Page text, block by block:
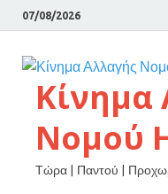
07/08/2026
Κίνημα
Νομού
Τώρα | Παντού |